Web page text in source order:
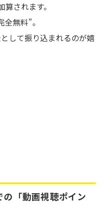
されます。
無料”。
して振り込まれるのが嬉
「動画視聴ポイン